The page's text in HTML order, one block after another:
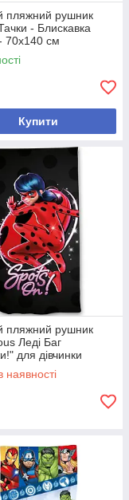
пляжний рушник
- Блискавка
70х140 см
Купити
пляжний рушник
Леді Баг
для дівчинки